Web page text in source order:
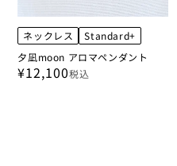
ネックレス
Standard+
夕凪moon アロマペンダント
¥12,100税込